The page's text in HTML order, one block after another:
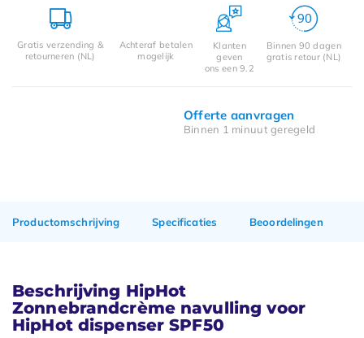
Gratis verzending &
retourneren (NL)
Achteraf betalen
mogelijk
Klanten
geven
ons een 9.2
Binnen 90 dagen
gratis retour (NL)
Offerte aanvragen
Binnen 1 minuut geregeld
Productomschrijving Specificaties Beoordelingen
Beschrijving HipHot
Zonnebrandcrème navulling voor
HipHot dispenser SPF50